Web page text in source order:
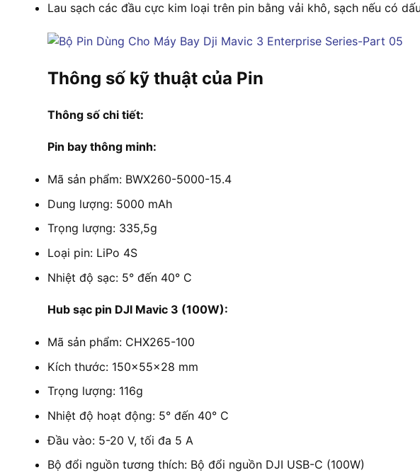
Lau sạch các đầu cực kim loại trên pin bằng vải khô, sạch nếu có
Thông số kỹ thuật của Pin
Thông số chi tiết:
Pin bay thông minh:
Mã sản phẩm: BWX260-5000-15.4
Dung lượng: 5000 mAh
Trọng lượng: 335,5g
Loại pin: LiPo 4S
Nhiệt độ sạc: 5° đến 40° C
Hub sạc pin DJI Mavic 3 (100W):
Mã sản phẩm: CHX265-100
Kích thước: 150×55×28 mm
Trọng lượng: 116g
Nhiệt độ hoạt động: 5° đến 40° C
Đầu vào: 5-20 V, tối đa 5 A
Bộ đổi nguồn tương thích: Bộ đổi nguồn DJI USB-C (100W)